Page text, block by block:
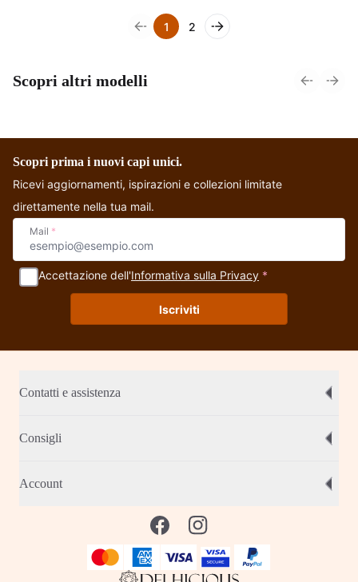
1 2
Scopri altri modelli
Scopri prima i nuovi capi unici.
Ricevi aggiornamenti, ispirazioni e collezioni limitate
direttamente nella tua mail.
Mail *
Accettazione dell'Informativa sulla Privacy *
Iscriviti
Contatti e assistenza
Consigli
Account